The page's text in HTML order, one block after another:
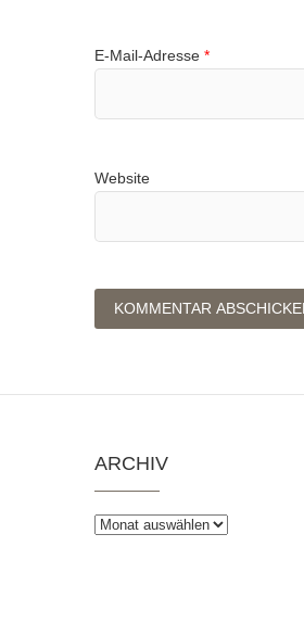
E-Mail-Adresse *
Website
ARCHIV
Archiv